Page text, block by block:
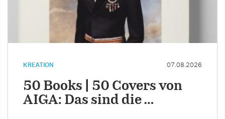
KREATION 07.08.2026
50 Books | 50 Covers von
AIGA: Das sind die …